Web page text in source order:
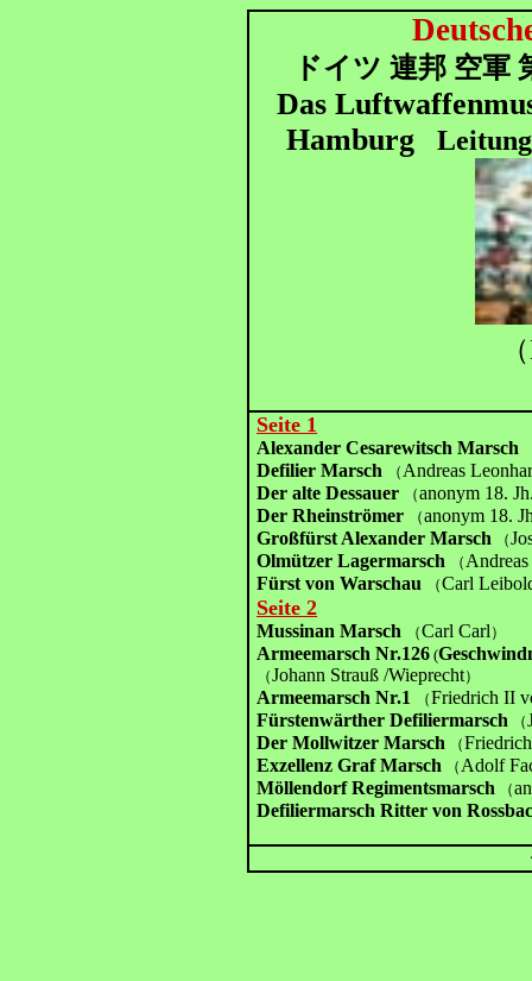
ドイツ 連邦 空軍
Das
Hamburg
Seite 1
Alexander Cesarewitsch Marsch
Defilier Marsch （Andreas
Der alte Dessauer
（anonym 18.
Der Rheinströmer
（anonym 18.
Großfürst Alexander Marsch （
Olmützer Lagermarsch
（
Fürst von Warschau
（Carl
Seite 2
Mussinan Marsch （Carl Carl ）
Armeemarsch Nr.126 (
（Johann Strauß /Wieprecht）
Armeemarsch Nr.1 （Friedrich II
Fürstenwärther Defiliermarsch
（
Der Mollwitzer Marsch
（
Exzellenz Graf Marsch
（Adolf
Möllendorf Regimentsmarsch
（
Defiliermarsch Ritter von